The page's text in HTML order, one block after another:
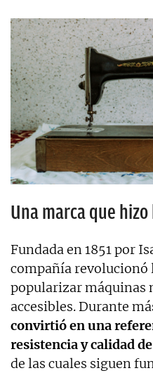
Una marca que
Fundada en 1851 por
compañía revolucionó
popularizar máquinas
accesibles. Durante
convirtió en una
resistencia y calidad
de las cuales siguen